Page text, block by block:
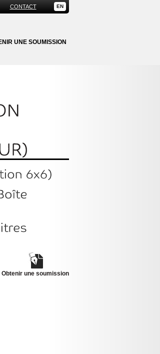
EN
CONTACT
UNE SOUMISSION
Obtenir une soumission